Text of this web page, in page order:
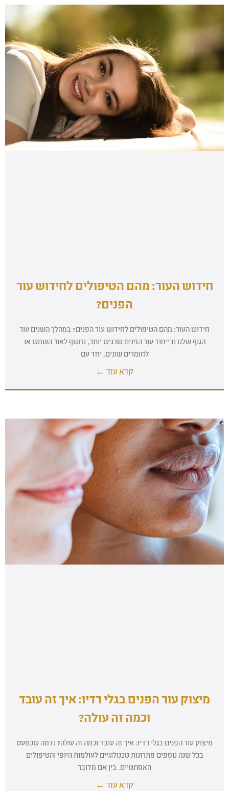
חידוש העור: מהם הטיפולים לחידוש עור
הפנים?
חידוש העור: מהם הטיפולים לחידוש עור הפנים? במהלך השנים עור
הגוף שלנו ובייחוד עור הפנים שרגיש יותר, נחשף לאור השמש או
לחומרים שונים, יחד עם
קרא עוד ←
מיצוק עור הפנים בגלי רדיו: איך זה עובד
וכמה זה עולה?
מיצוק עור הפנים בגלי רדיו: איך זה עובד וכמה זה עולה? נדמה שכמעט
בכל שנה נוספים פתרונות טכנולוגיים לעולמות היופי והטיפולים
האסתטיים. בין אם מדובר
קרא עוד ←